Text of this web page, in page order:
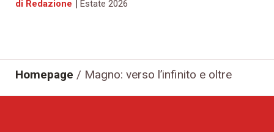
di Redazione | Estate 2026
Homepage / Magno: verso l’infinito e oltre